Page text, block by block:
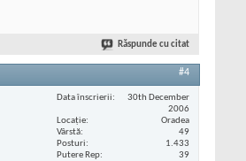
Răspunde cu citat
#4
Data înscrierii
30th December
2006
Locaţie
Oradea
Vârstă
49
Posturi
1.433
Putere Rep
39